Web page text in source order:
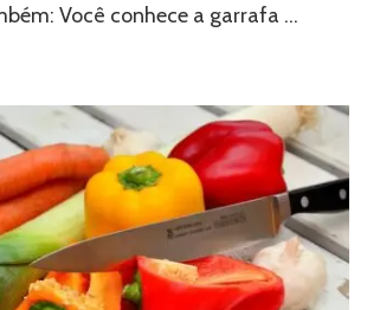
Você conhece a garrafa …